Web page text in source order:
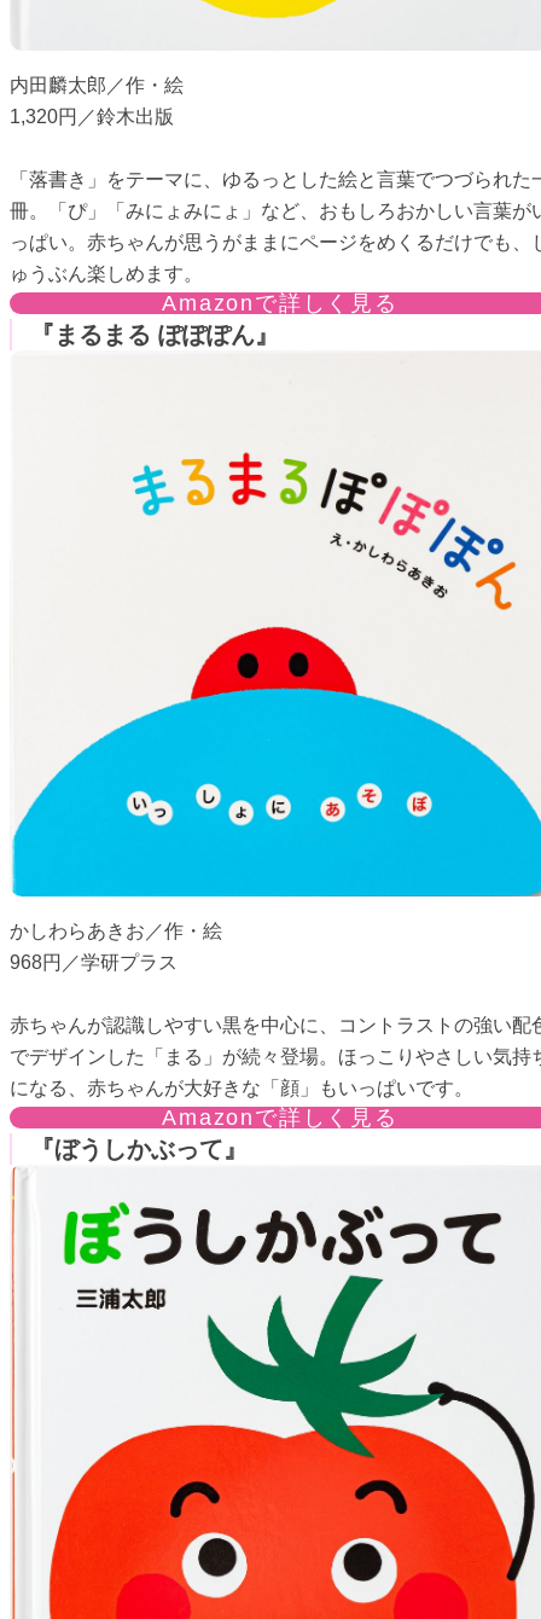
内田麟太郎／作・絵
1,320円／鈴木出版
「落書き」をテーマに、ゆるっとした絵と言葉でつづられた
冊。「ぴ」「みにょみにょ」など、おもしろおかしい言葉が
っぱい。赤ちゃんが思うがままにページをめくるだけでも、
ゅうぶん楽しめます。
Amazonで詳しく見る
『まるまる ぽぽぽん』
かしわらあきお／作・絵
968円／学研プラス
赤ちゃんが認識しやすい黒を中心に、コントラストの強い配
でデザインした「まる」が続々登場。ほっこりやさしい気持
になる、赤ちゃんが大好きな「顔」もいっぱいです。
Amazonで詳しく見る
『ぼうしかぶって』